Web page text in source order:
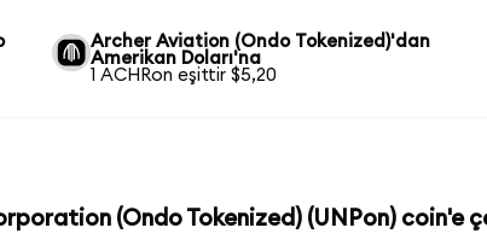
Archer Aviation (Ondo Tokenized)'dan
Amerikan Doları'na
1 ACHRon eşittir $5,20
(Ondo Tokenized) (UNPon) coin'e